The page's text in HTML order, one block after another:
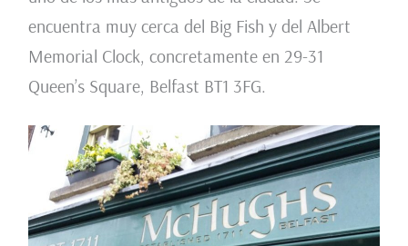
encuentra muy cerca del Big Fish y del Albert
Memorial Clock, concretamente en 29-31
Queen’s Square, Belfast BT1 3FG.